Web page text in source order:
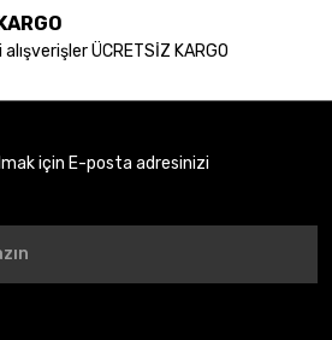
ÜCRETSİZ KARGO
için E-posta adresinizi